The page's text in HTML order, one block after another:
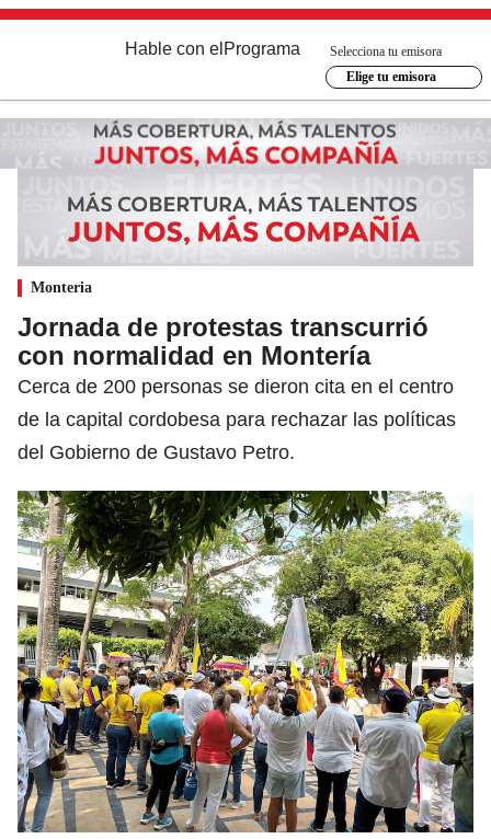
Hable con el Programa
Selecciona tu emisora
Elige tu emisora
Monteria
Jornada de protestas transcurrió
con normalidad en Montería
Cerca de 200 personas se dieron cita en el centro
de la capital cordobesa para rechazar las políticas
del Gobierno de Gustavo Petro.